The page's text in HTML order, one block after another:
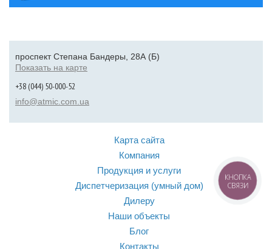
проспект Степана Бандеры, 28А (Б)
Показать на карте
+38 (044) 50-000-52
info@atmic.com.ua
Карта сайта
Компания
Продукция и услуги
Диспетчеризация (умный дом)
Дилеру
Наши объекты
Блог
Контакты
КНОПКА
СВЯЗИ